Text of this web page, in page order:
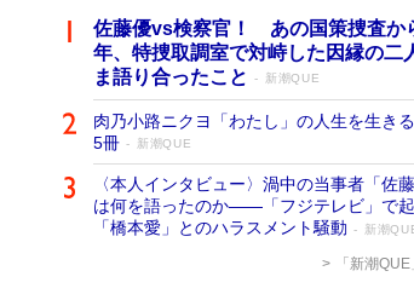
佐藤優vs検察官！ あの国策捜査か
年、特捜取調室で対峙した因縁の二
ま語り合ったこと
新潮QUE
肉乃小路ニクヨ「わたし」の人生を生き
5冊
新潮QUE
〈本人インタビュー〉渦中の当事者「佐藤
は何を語ったのか――「フジテレビ」で
「橋本愛」とのハラスメント騒動
新潮
「新潮